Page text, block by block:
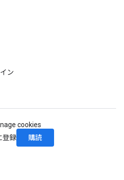
ン
cookies
登録
購読